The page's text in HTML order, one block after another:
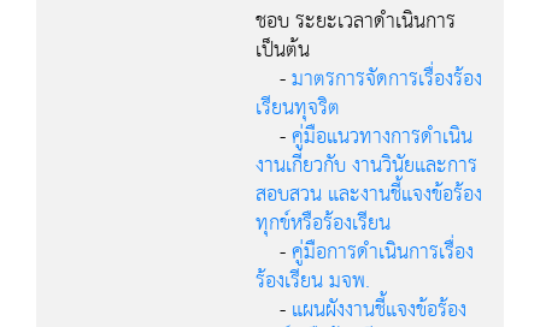
ชอบ ระยะเวลาดำเนินการ
เป็นต้น
-มาตรการจัดการเรื่องร้อง
เรียนทุจริต
-คู่มือแนวทางการดำเนิน
งานเกี่ยวกับ งานวินัยและการ
สอบสวน และงานชี้แจงข้อร้อง
ทุกข์หรือร้องเรียน
-คู่มือการดำเนินการเรื่อง
ร้องเรียน มจพ.
-แผนผังงานชี้แจงข้อร้อง